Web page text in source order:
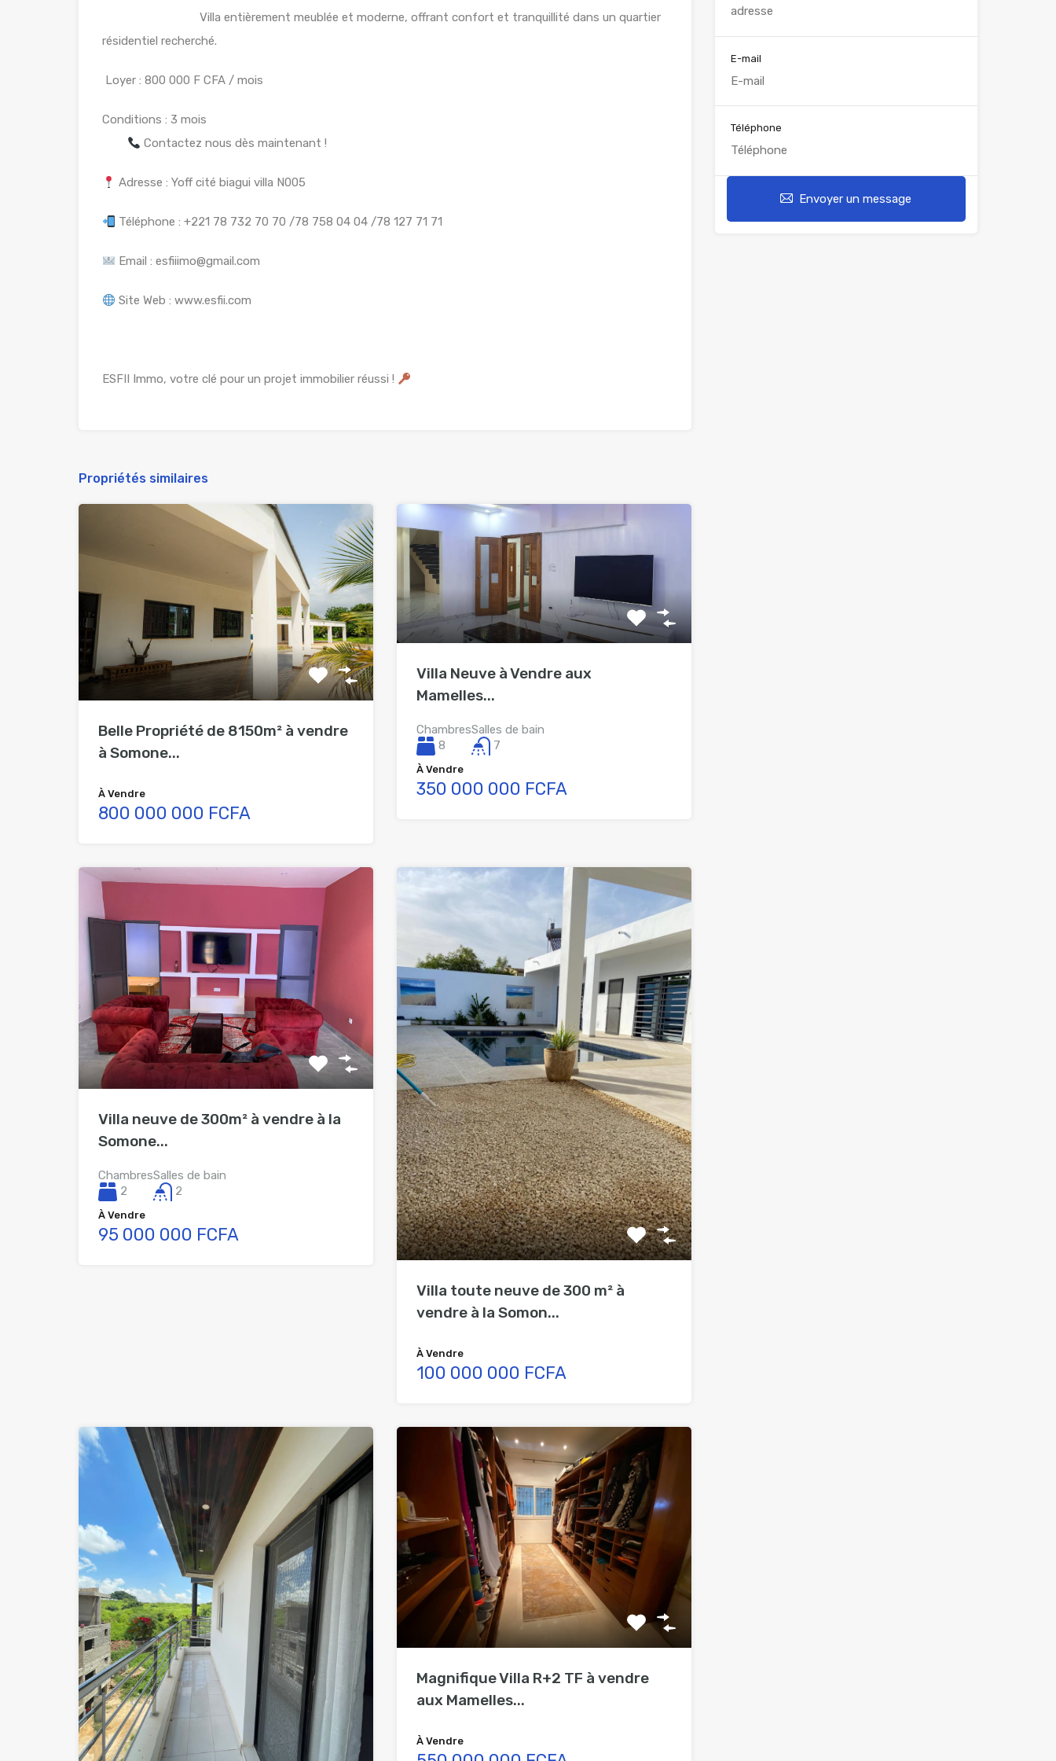
Villa entièrement meublée et moderne, offrant confort et tranquillité dans un quartier
résidentiel recherché.
Loyer : 800 000 F CFA / mois
Conditions : 3 mois
Contactez nous dès maintenant !
Adresse : Yoff cité biagui villa N005
Téléphone : +221 78 732 70 70 /78 758 04 04 /78 127 71 71
Email : esfiiimo@gmail.com
Site Web : www.esfii.com
ESFII Immo, votre clé pour un projet immobilier réussi !
Propriétés similaires
Belle Propriété de 8150m² à vendre
à Somone...
À Vendre
800 000 000 FCFA
Villa Neuve à Vendre aux
Mamelles...
Chambres
8
Salles de bain
7
À Vendre
350 000 000 FCFA
Villa neuve de 300m² à vendre à la
Somone...
Chambres
2
Salles de bain
2
À Vendre
95 000 000 FCFA
Villa toute neuve de 300 m² à
vendre à la Somon...
À Vendre
100 000 000 FCFA
Magnifique Villa R+2 TF à vendre
aux Mamelles...
À Vendre
E-mail
Téléphone
Envoyer un message